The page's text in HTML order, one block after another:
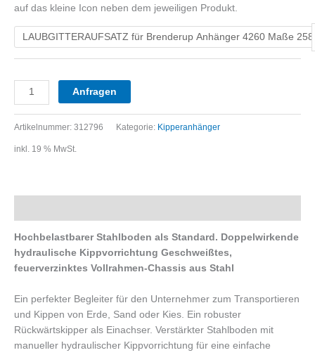
auf das kleine Icon neben dem jeweiligen Produkt.
Anfragen
Artikelnummer: 312796 Kategorie: Kipperanhänger
inkl. 19 % MwSt.
Hochbelastbarer Stahlboden als Standard. Doppelwirkende
hydraulische Kippvorrichtung Geschweißtes,
feuerverzinktes Vollrahmen-Chassis aus Stahl
Ein perfekter Begleiter für den Unternehmer zum Transportieren
und Kippen von Erde, Sand oder Kies. Ein robuster
Rückwärtskipper als Einachser. Verstärkter Stahlboden mit
manueller hydraulischer Kippvorrichtung für eine einfache